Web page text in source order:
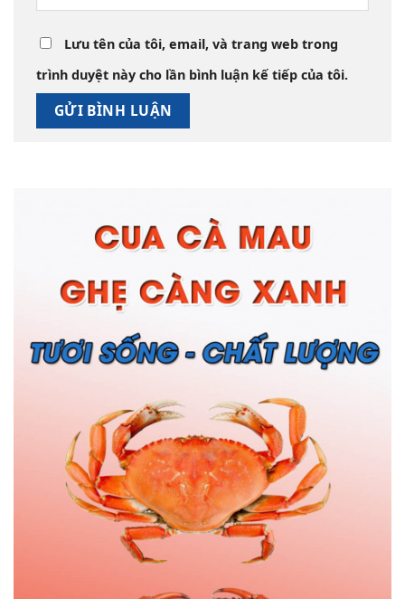
Lưu tên của tôi, email, và trang web trong
trình duyệt này cho lần bình luận kế tiếp của tôi.